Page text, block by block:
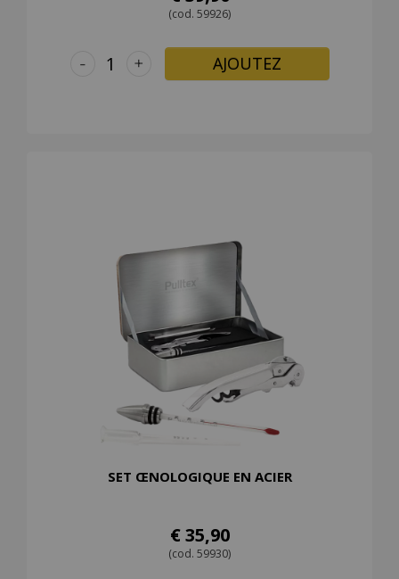
(cod. 59926)
+
- AJOUTEZ
SET ŒNOLOGIQUE EN ACIER
€ 35,90
(cod. 59930)